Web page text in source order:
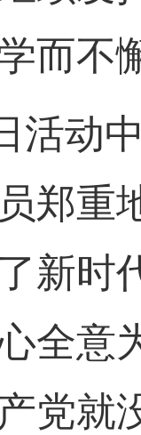
而不
动中
郑重
新时
全意
党就